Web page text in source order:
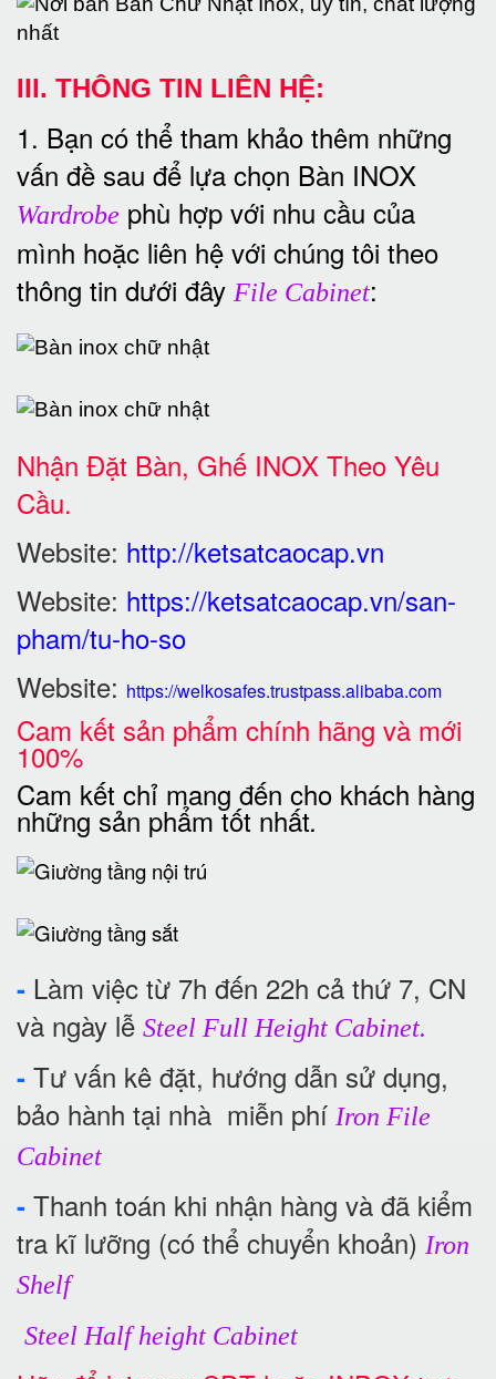
III. THÔNG TIN LIÊN HỆ:
1. Bạn có thể tham khảo thêm những
vấn đề sau để lựa chọn Bàn INOX
Wardrobe phù hợp với nhu cầu của
mình hoặc liên hệ với chúng tôi theo
thông tin dưới đây File Cabinet:
Nhận Đặt Bàn, Ghế INOX Theo Yêu
Cầu.
Website: http://ketsatcaocap.vn
Website: https://ketsatcaocap.vn/san-
pham/tu-ho-so
Website: https://welkosafes.trustpass.alibaba.com
Cam kết sản phẩm chính hãng và mới
100%
Cam kết chỉ mang đến cho khách hàng
những sản phẩm tốt nhất.
- Làm việc từ 7h đến 22h cả thứ 7, CN
và ngày lễ Steel Full Height Cabinet.
- Tư vấn kê đặt, hướng dẫn sử dụng,
bảo hành tại nhà miễn phí Iron File
Cabinet
- Thanh toán khi nhận hàng và đã kiểm
tra kĩ lưỡng (có thể chuyển khoản) Iron
Shelf
Steel Half height Cabinet